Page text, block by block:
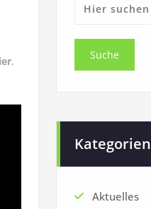
,
Kategorien
Aktuelles